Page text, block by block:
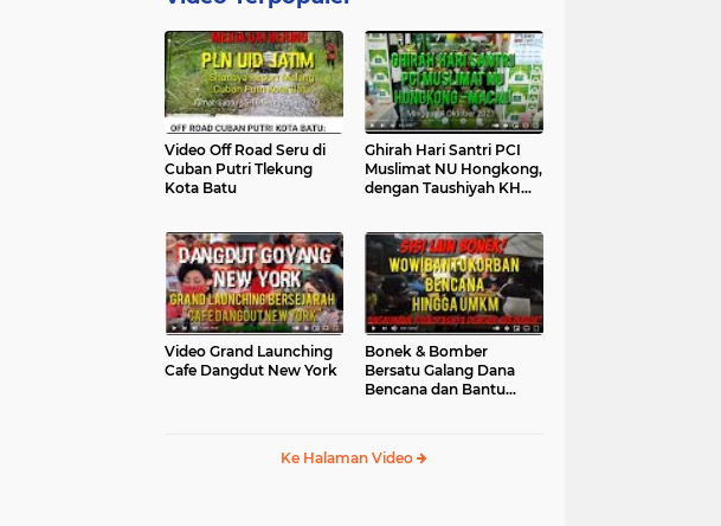
Video Off Road Seru di
Cuban Putri Tlekung
Kota Batu
Ghirah Hari Santri PCI
Muslimat NU Hongkong,
dengan Taushiyah KH
Video Grand Launching
Cafe Dangdut New York
Bonek & Bomber
Bersatu Galang Dana
Bencana dan Bantu
Ke Halaman Video